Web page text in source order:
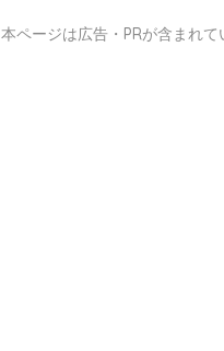
本ページは広告・PRが含まれて